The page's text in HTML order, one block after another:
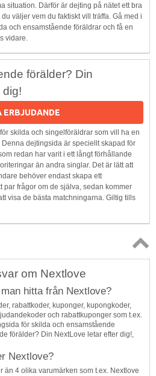
situation. Därför är dejting på nätet ett bra
väljer vem du faktiskt vill träffa. Gå med i
och ensamstående föräldrar och få en
vidare.
förälder? Din
dig!
ERBJUDANDE
skilda och singelföräldrar som vill ha en
dejtingsida är speciellt skapad för
redan har varit i ett långt förhållande
än andra singlar. Det är lätt att
behöver endast skapa ett
par frågor om de själva, sedan kommer
visa de bästa matchningarna. Giltig tills
Topp
om Nextlove
hitta från Nextlove?
rabattkoder, kuponger, kupongkoder,
och rabattkuponger som t.ex.
för skilda och ensamstående
förälder? Din NextLove letar efter dig!,
Nextlove?
än 4 olika varumärken som t.ex. Nextlove